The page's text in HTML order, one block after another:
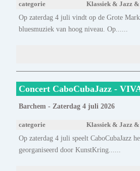
categorie Klassiek & Jazz &
Op zaterdag 4 juli vindt op de Grote
bluesmuziek van hoog niveau. Op......
Concert CaboCubaJazz -
Barchem - Zaterdag 4 juli 2026
categorie Klassiek & Jazz &
Op zaterdag 4 juli speelt CaboCubaJazz
georganiseerd door KunstKring......